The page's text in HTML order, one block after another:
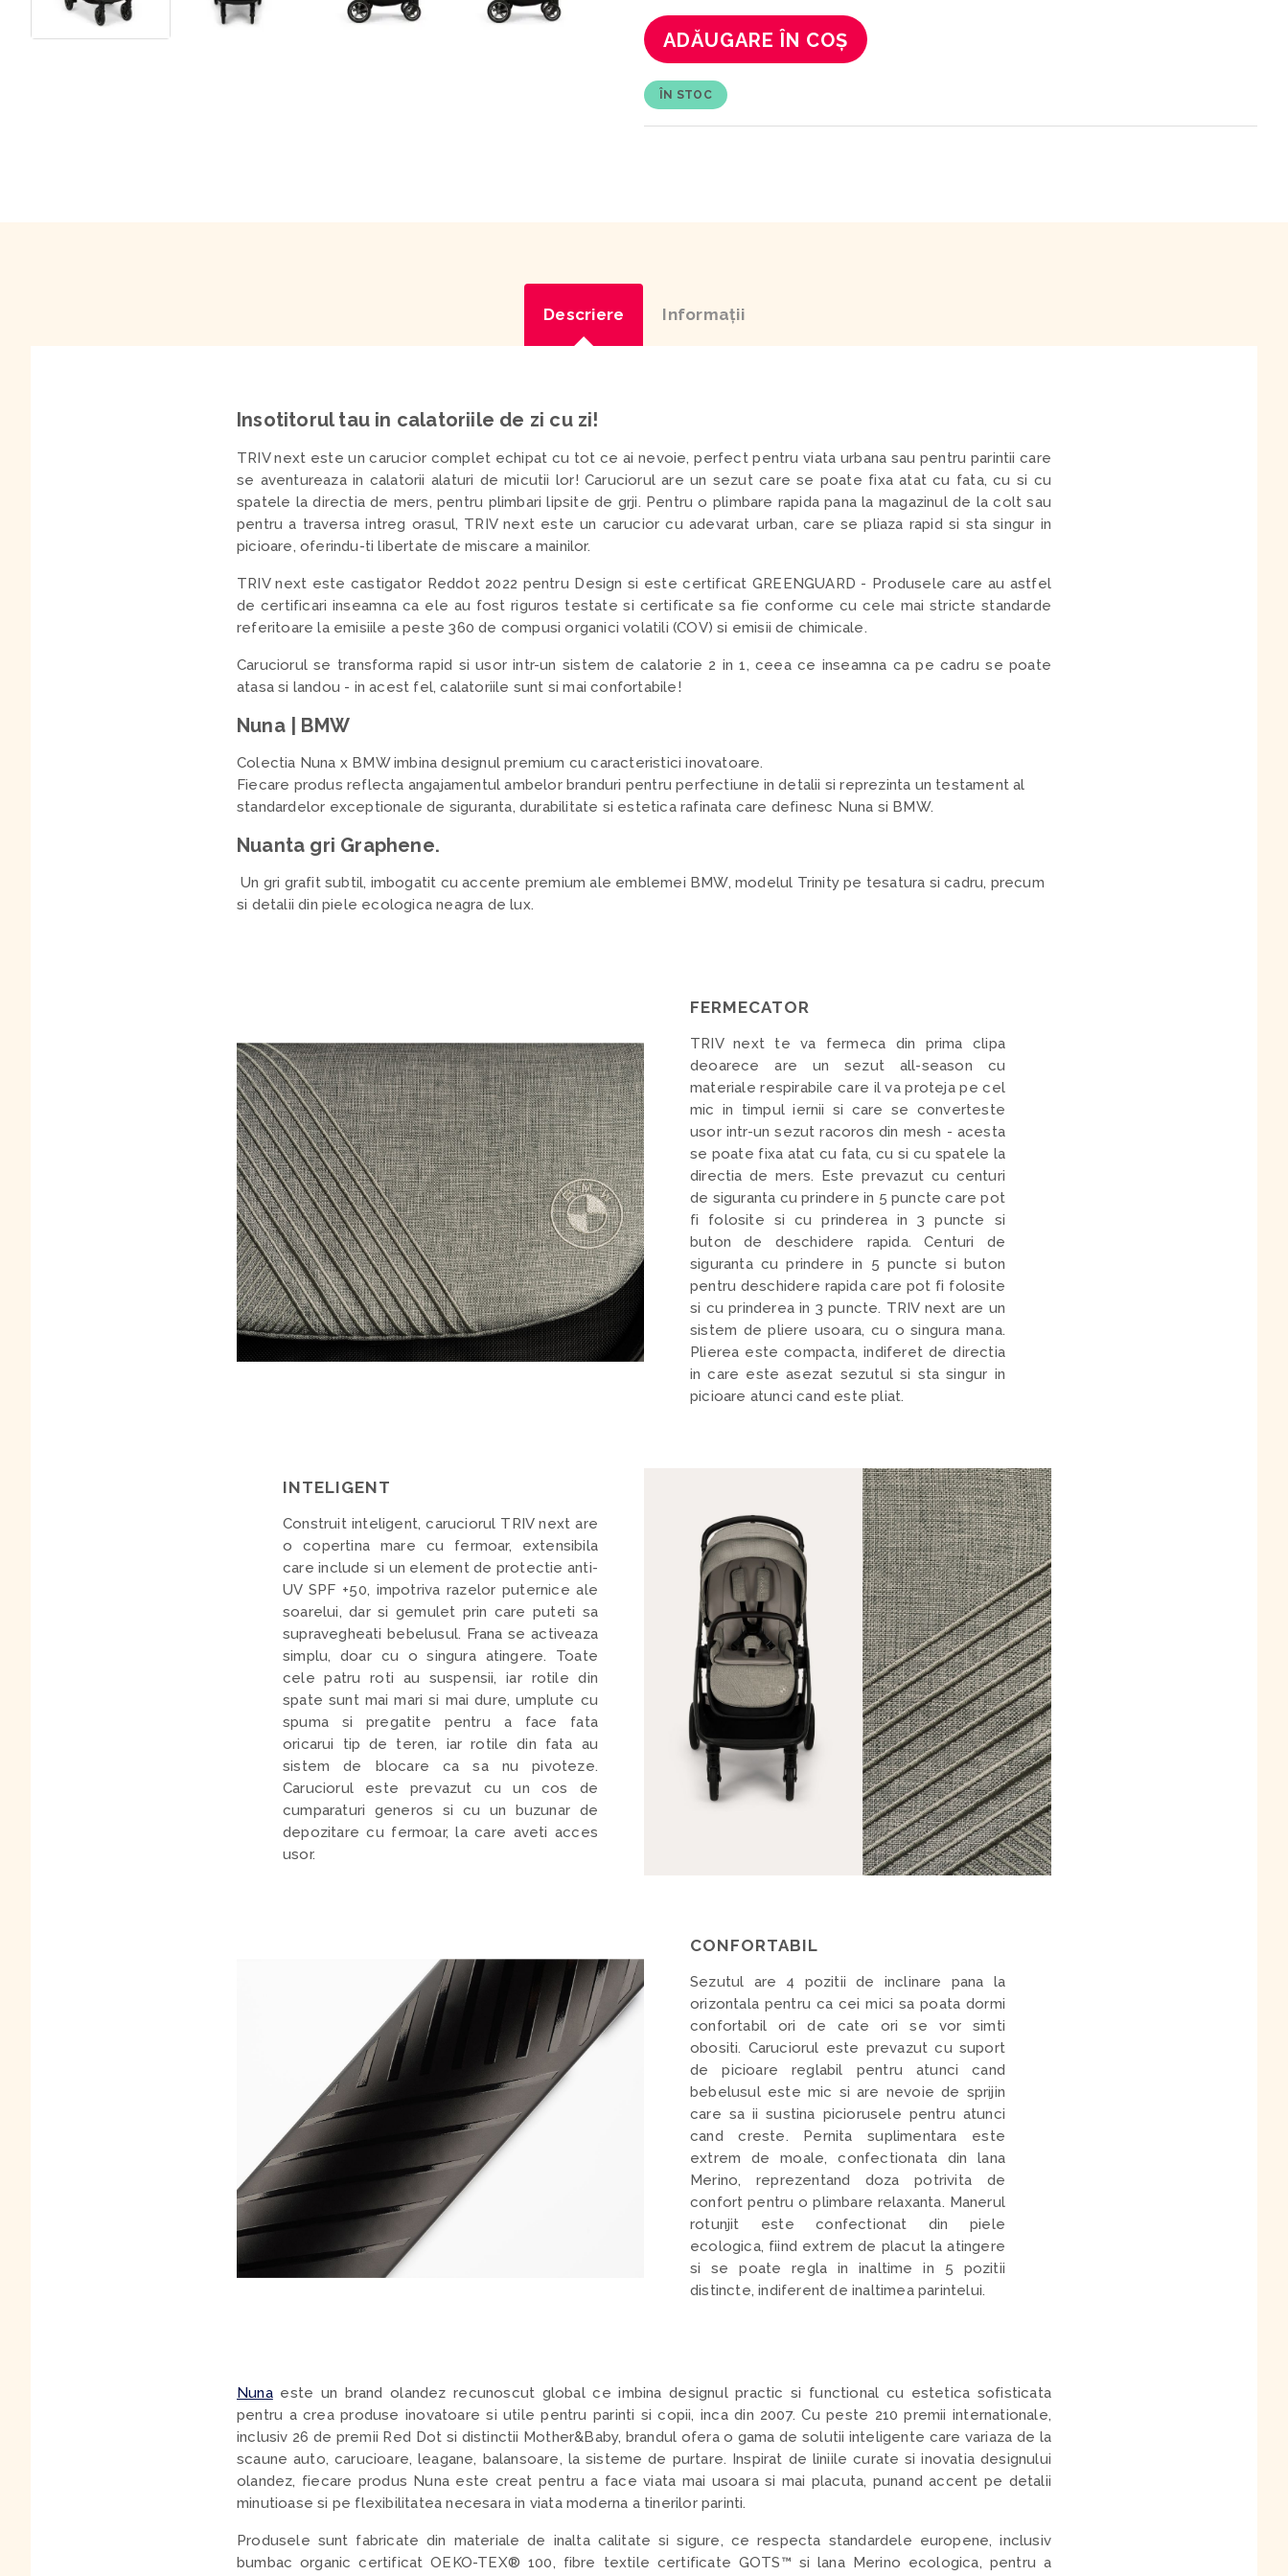
ADĂUGARE ÎN COȘ
ÎN STOC
Descriere Informaţii
Insotitorul tau in calatoriile de zi cu zi!
TRIV next este un carucior complet echipat cu tot ce ai nevoie, perfect pentru viata urbana sau pentru parintii care
se aventureaza in calatorii alaturi de micutii lor! Caruciorul are un sezut care se poate fixa atat cu fata, cu si cu
spatele la directia de mers, pentru plimbari lipsite de grji. Pentru o plimbare rapida pana la magazinul de la colt sau
pentru a traversa intreg orasul, TRIV next este un carucior cu adevarat urban, care se pliaza rapid si sta singur in
picioare, oferindu-ti libertate de miscare a mainilor.
TRIV next este castigator Reddot 2022 pentru Design si este certificat GREENGUARD - Produsele care au astfel
de certificari inseamna ca ele au fost riguros testate si certificate sa fie conforme cu cele mai stricte standarde
referitoare la emisiile a peste 360 de compusi organici volatili (COV) si emisii de chimicale.
Caruciorul se transforma rapid si usor intr-un sistem de calatorie 2 in 1, ceea ce inseamna ca pe cadru se poate
atasa si landou - in acest fel, calatoriile sunt si mai confortabile!
Nuna | BMW
Colectia Nuna x BMW imbina designul premium cu caracteristici inovatoare.
Fiecare produs reflecta angajamentul ambelor branduri pentru perfectiune in detalii si reprezinta un testament al
standardelor exceptionale de siguranta, durabilitate si estetica rafinata care definesc Nuna si BMW.
Nuanta gri Graphene.
Un gri grafit subtil, imbogatit cu accente premium ale emblemei BMW, modelul Trinity pe tesatura si cadru, precum
si detalii din piele ecologica neagra de lux.
FERMECATOR
TRIV next te va fermeca din prima clipa
deoarece are un sezut all-season cu
materiale respirabile care il va proteja pe cel
mic in timpul iernii si care se converteste
usor intr-un sezut racoros din mesh - acesta
se poate fixa atat cu fata, cu si cu spatele la
directia de mers. Este prevazut cu centuri
de siguranta cu prindere in 5 puncte care pot
fi folosite si cu prinderea in 3 puncte si
buton de deschidere rapida. Centuri de
siguranta cu prindere in 5 puncte si buton
pentru deschidere rapida care pot fi folosite
si cu prinderea in 3 puncte. TRIV next are un
sistem de pliere usoara, cu o singura mana.
Plierea este compacta, indiferet de directia
in care este asezat sezutul si sta singur in
picioare atunci cand este pliat.
INTELIGENT
Construit inteligent, caruciorul TRIV next are
o copertina mare cu fermoar, extensibila
care include si un element de protectie anti-
UV SPF +50, impotriva razelor puternice ale
soarelui, dar si gemulet prin care puteti sa
supravegheati bebelusul. Frana se activeaza
simplu, doar cu o singura atingere. Toate
cele patru roti au suspensii, iar rotile din
spate sunt mai mari si mai dure, umplute cu
spuma si pregatite pentru a face fata
oricarui tip de teren, iar rotile din fata au
sistem de blocare ca sa nu pivoteze.
Caruciorul este prevazut cu un cos de
cumparaturi generos si cu un buzunar de
depozitare cu fermoar, la care aveti acces
usor.
CONFORTABIL
Sezutul are 4 pozitii de inclinare pana la
orizontala pentru ca cei mici sa poata dormi
confortabil ori de cate ori se vor simti
obositi. Caruciorul este prevazut cu suport
de picioare reglabil pentru atunci cand
bebelusul este mic si are nevoie de sprijin
care sa ii sustina piciorusele pentru atunci
cand creste. Pernita suplimentara este
extrem de moale, confectionata din lana
Merino, reprezentand doza potrivita de
confort pentru o plimbare relaxanta. Manerul
rotunjit este confectionat din piele
ecologica, fiind extrem de placut la atingere
si se poate regla in inaltime in 5 pozitii
distincte, indiferent de inaltimea parintelui.
Nunaeste un brand olandez recunoscut global ce imbina designul practic si functional cu estetica sofisticata
pentru a crea produse inovatoare si utile pentru parinti si copii, inca din 2007. Cu peste 210 premii internationale,
inclusiv 26 de premii Red Dot si distinctii Mother&Baby, brandul ofera o gama de solutii inteligente care variaza de la
scaune auto, carucioare, leagane, balansoare, la sisteme de purtare. Inspirat de liniile curate si inovatia designului
olandez, fiecare produs Nuna este creat pentru a face viata mai usoara si mai placuta, punand accent pe detalii
minutioase si pe flexibilitatea necesara in viata moderna a tinerilor parinti.
Produsele sunt fabricate din materiale de inalta calitate si sigure, ce respecta standardele europene, inclusiv
bumbac organic certificat OEKO-TEX® 100, fibre textile certificate GOTS™ si lana Merino ecologica, pentru a